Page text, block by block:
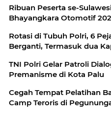
Ribuan Peserta se-
Bhayangkara Otomotif
Rotasi di Tubuh Polri, 6
Berganti, Termasuk dua
TNI Polri Gelar Patroli
Premanisme di Kota Palu
Cegah Tempat Pelatihan
Camp Teroris di